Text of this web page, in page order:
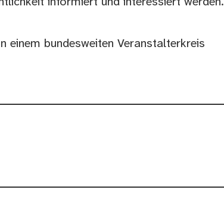
einem bundesweiten Veranstalterkreis